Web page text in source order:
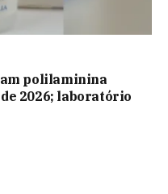
polilaminina
2026; laboratório